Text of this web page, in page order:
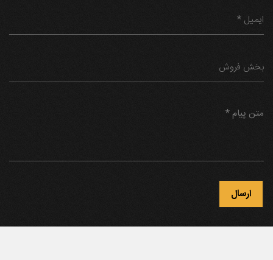
ارسال